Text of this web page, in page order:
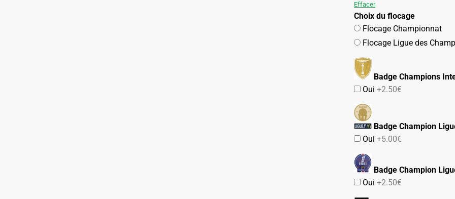
Effacer
Choix du flocage
Flocage Championnat
Flocage Ligue des
Badge Champions
Oui+2.50€
Badge Champion
Oui+5.00€
Badge Champion
Oui+2.50€